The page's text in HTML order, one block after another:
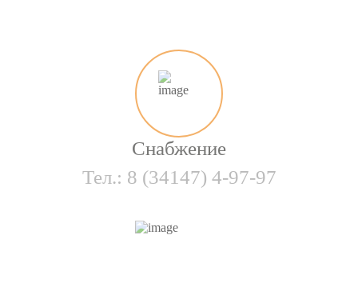
Снабжение
Тел.: 8 (34147) 4-97-97